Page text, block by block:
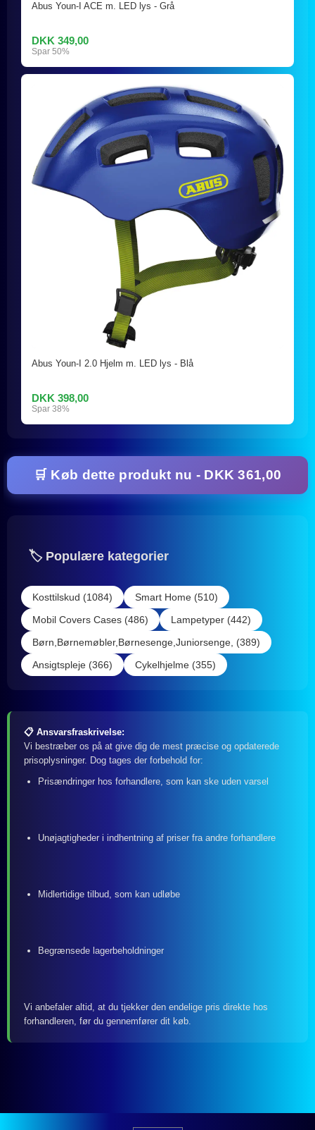
Abus Youn-I ACE m. LED lys - Grå
DKK 349,00
Spar 50%
Abus Youn-I 2.0 Hjelm m. LED lys - Blå
DKK 398,00
Spar 38%
🛒 Køb dette produkt nu - DKK 361,00
🏷️ Populære kategorier
Kosttilskud (1084)
Smart Home (510)
Mobil Covers Cases (486)
Lampetyper (442)
Børn,Børnemøbler,Børnesenge,Juniorsenge, (389)
Ansigtspleje (366)
Cykelhjelme (355)
📋 Ansvarsfraskrivelse:
Vi bestræber os på at give dig de mest præcise og opdaterede
prisoplysninger. Dog tages der forbehold for:
Prisændringer hos forhandlere, som kan ske uden varsel
Unøjagtigheder i indhentning af priser fra andre forhandlere
Midlertidige tilbud, som kan udløbe
Begrænsede lagerbeholdninger
Vi anbefaler altid, at du tjekker den endelige pris direkte hos
forhandleren, før du gennemfører dit køb.